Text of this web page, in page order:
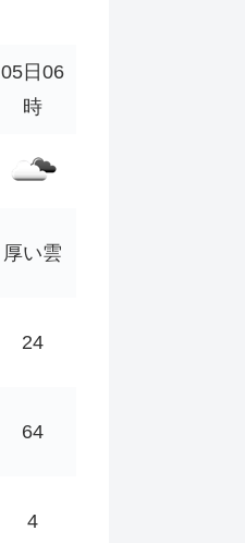
05日06
時
厚い雲
24
64
4